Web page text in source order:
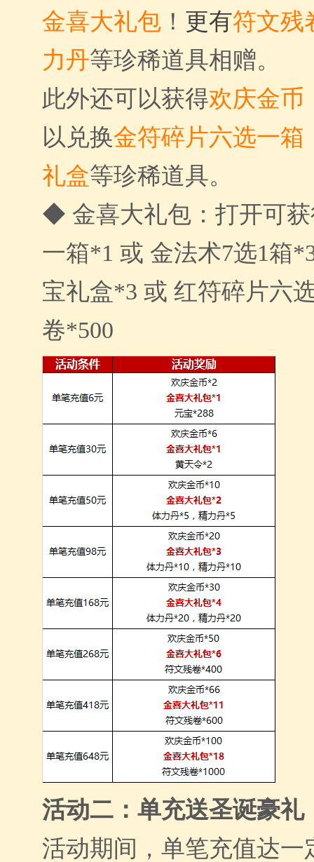
金喜大礼包 ！ 更有符文残
力丹等珍稀道具相赠。
此外还可以获得欢庆金币
以兑换金符碎片六选一箱
礼盒等珍稀道具。
◆ 金喜大礼包：打开可
一箱*1 或 金法术7选1箱
宝礼盒*3 或 红符碎片六
卷*500
活动二： 单充送圣诞豪礼
活动期间，单笔充值达一